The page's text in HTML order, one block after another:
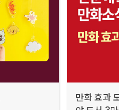
만화 효과